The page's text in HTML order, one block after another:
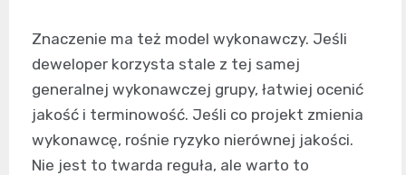
Znaczenie ma też model wykonawczy. Jeśli
deweloper korzysta stale z tej samej
generalnej wykonawczej grupy, łatwiej ocenić
jakość i terminowość. Jeśli co projekt zmienia
wykonawcę, rośnie ryzyko nierównej jakości.
Nie jest to twarda reguła, ale warto to